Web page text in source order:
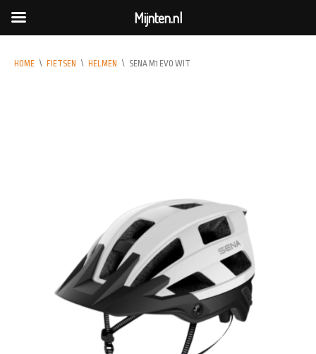
HOME \ FIETSEN \ HELMEN \ SENA M1 EVO WIT
Mijnten.nl